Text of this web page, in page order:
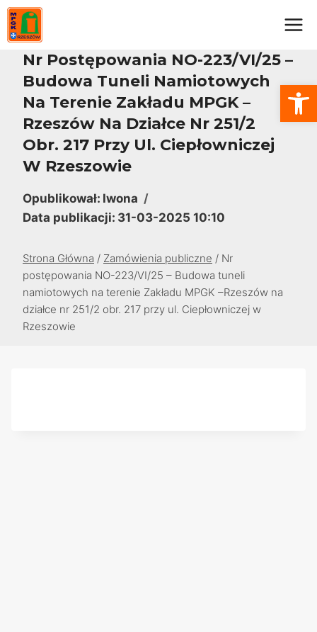
Przejdź
do
Nr Postępowania NO-223/VI/25 –
Budowa Tuneli Namiotowych
Na Terenie Zakładu MPGK –
Rzeszów Na Działce Nr 251/2
Obr. 217 Przy Ul. Ciepłowniczej
W Rzeszowie
Opublikował: Iwona
Data publikacji: 31-03-2025 10:10
Strona Główna / Zamówienia publiczne / Nr
postępowania NO-223/VI/25 – Budowa tuneli
namiotowych na terenie Zakładu MPGK –Rzeszów na
działce nr 251/2 obr. 217 przy ul. Ciepłowniczej w
Rzeszowie